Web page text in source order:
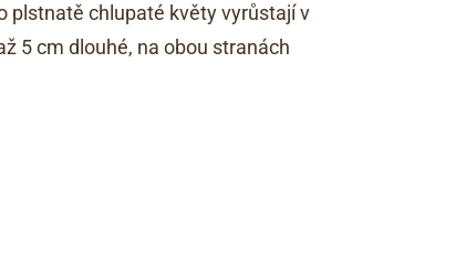
plstnatě chlupaté květy vyrůstají v
5 cm dlouhé, na obou stranách